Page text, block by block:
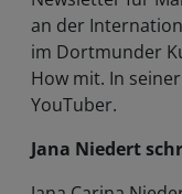
an der
im Dortmunder
How mit. In
YouTuber.
Jana Niedert
Jana Carina